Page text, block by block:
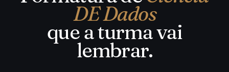
DE Dados
que a turma vai
lembrar.